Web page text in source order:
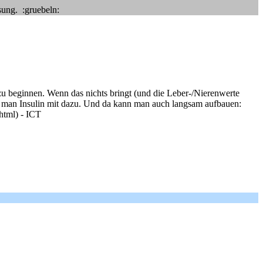
:gruebeln:
beginnen. Wenn das nichts bringt (und die Leber-/Nierenwerte
Insulin mit dazu. Und da kann man auch langsam aufbauen:
- ICT